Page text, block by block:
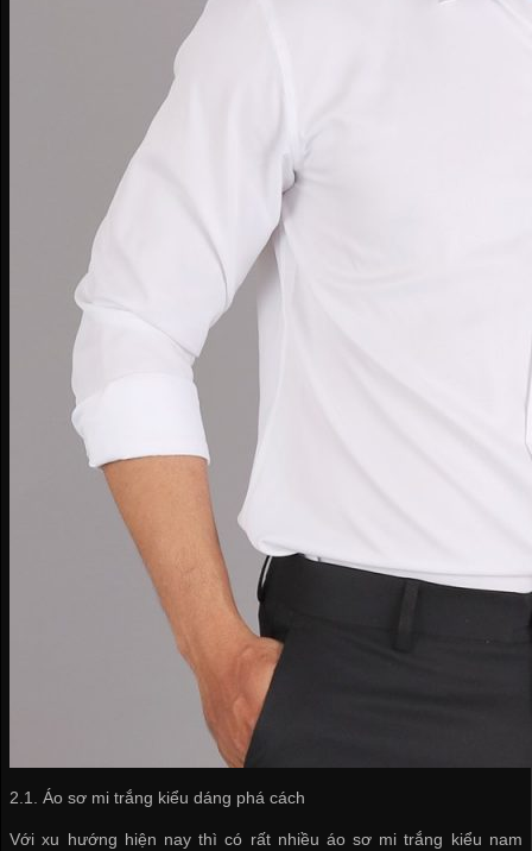
2.1. Áo sơ mi trắng kiểu dáng phá cách
Với xu hướng hiện nay thì có rất nhiều áo sơ mi trắng kiểu nam